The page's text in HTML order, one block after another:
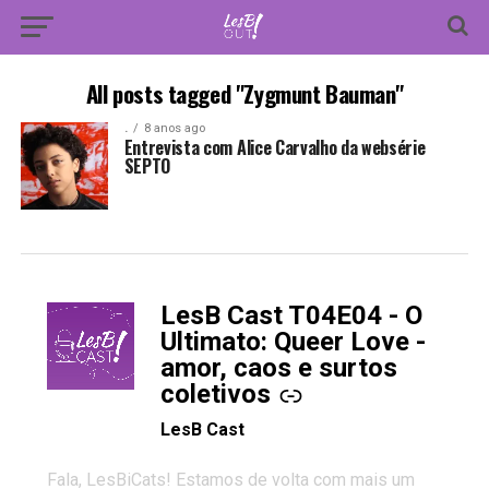
All posts tagged "Zygmunt Bauman"
. 8 anos ago
Entrevista com Alice Carvalho da websérie
SEPTO
LesB Cast T04E04 - O
Ultimato: Queer Love -
amor, caos e surtos
coletivos
-
LesB Cast
Fala, LesBiCats! Estamos de volta com mais um